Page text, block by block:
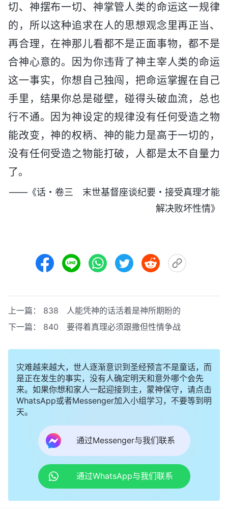
切、神摆布一切、神掌管人类的命运这一规律
的，所以这种追求在人的思想观念里再正当、
再合理，在神那儿看都不是正面事物，都不是
合神心意的。因为你违背了神主宰人类的命运
这一事实，你想自己独闯，把命运掌握在自己
手里，结果你总是碰壁，碰得头破血流，总也
行不通。因为神设定的规律没有任何受造之物
能改变，神的权柄、神的能力是高于一切的，
没有任何受造之物能打破，人都是太不自量力
了。
——《话・卷三 末世基督座谈纪要・接受真理才能
解决败坏性情》
上一篇： 838 人能凭神的话活着是神所期盼的
下一篇： 840 要得着真理必须跟撒但性情争战
灾难越来越大，世人逐渐意识到圣经预言不是童话，而
是正在发生的事实，没有人确定明天和意外哪个会先
来。如果你想和家人一起迎接到主，蒙神保守，请点击
WhatsApp或者Messenger加入小组学习，不要等到明
天。
通过Messenger与我们联系
通过WhatsApp与我们联系